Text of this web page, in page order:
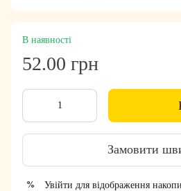
В наявності
52.00 грн
Замовити
% Увійти для відображення